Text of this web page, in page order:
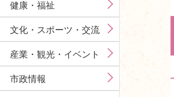
健康・福祉
文化・スポーツ・交流
産業・観光・イベント
市政情報